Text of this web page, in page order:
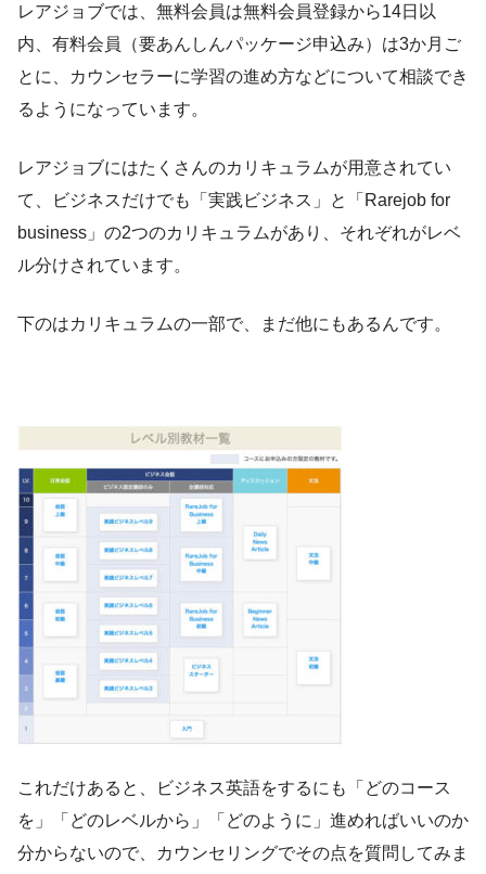
レアジョブでは、無料会員は無料会員登録から14日以
内、有料会員（要あんしんパッケージ申込み）は3か月ご
とに、カウンセラーに学習の進め方などについて相談でき
るようになっています。
レアジョブにはたくさんのカリキュラムが用意されてい
て、ビジネスだけでも「実践ビジネス」と「Rarejob for
business」の2つのカリキュラムがあり、それぞれがレベ
ル分けされています。
下のはカリキュラムの一部で、まだ他にもあるんです。
これだけあると、ビジネス英語をするにも「どのコース
を」「どのレベルから」「どのように」進めればいいのか
分からないので、カウンセリングでその点を質問してみま